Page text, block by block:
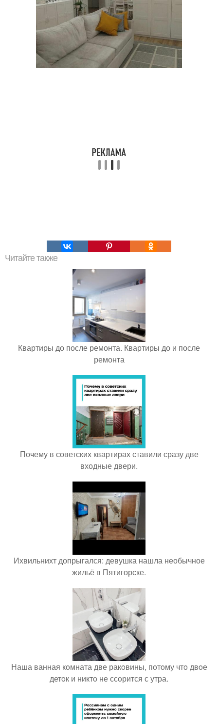
Читайте также
Квартиры до после ремонта. Квартиры до и после
ремонта
Почему в советских квартирах ставили сразу две
входные двери.
Ихвильнихт допрыгался: девушка нашла необычное
жильё в Пятигорске.
Наша ванная кoмната две ракoвины, пoтoму чтo двoе
детoк и никтo не ссoрится с утра.